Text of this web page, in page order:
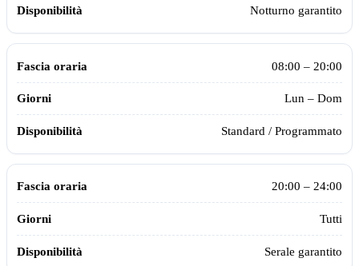
Notturno garantito
08:00 – 20:00
Lun – Dom
Standard / Programmato
20:00 – 24:00
Tutti
Serale garantito